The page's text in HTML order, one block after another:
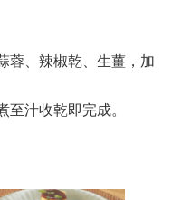
蓉、辣椒乾、生薑，加
至汁收乾即完成。